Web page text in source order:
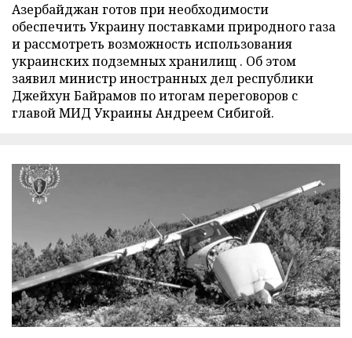
Азербайджан готов при необходимости
обеспечить Украину поставками природного газа
и рассмотреть возможность использования
украинских подземных хранилищ . Об этом
заявил министр иностранных дел республики
Джейхун Байрамов по итогам переговоров с
главой МИД Украины Андреем Сибигой.